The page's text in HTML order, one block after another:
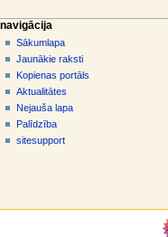
N
a
v
g
ā
c
a
lapas darbības
raksts
diskusija
skatīt
aplūkot
kodu
vēsture
dalībnieka rīki
pieslēgties
navigācija
Sākumlapa
Jaunākie raksti
Kopienas portāls
Aktualitātes
Nejauša lapa
Palīdzība
sitesupport
navigācija